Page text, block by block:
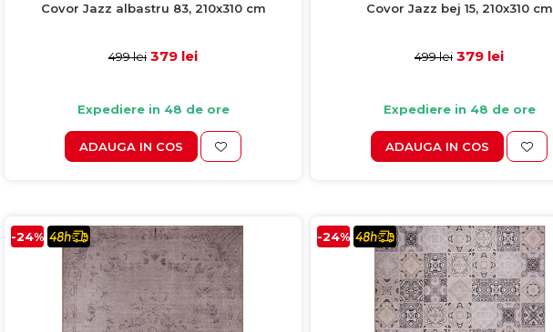
Covor Jazz albastru 83, 210x310 cm
499 lei 379 lei
Expediere in 48 de ore
ADAUGA IN COS
Covor Jazz bej 15, 210x310 cm
499 lei 379 lei
Expediere in 48 de ore
ADAUGA IN COS
-24% -24%